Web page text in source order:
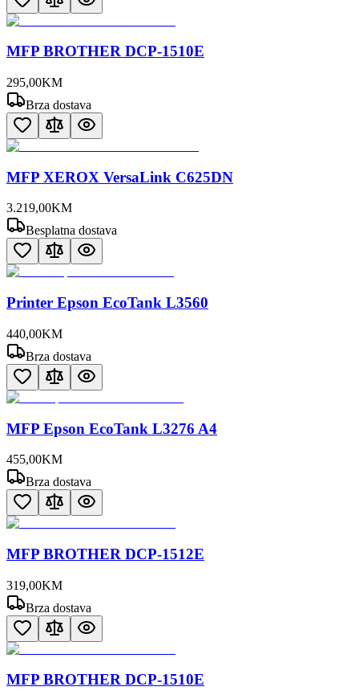
MFP BROTHER DCP-1510E
295,00KM
Brza dostava
MFP XEROX VersaLink C625DN
3.219,00KM
Besplatna dostava
Printer Epson EcoTank L3560
440,00KM
Brza dostava
MFP Epson EcoTank L3276 A4
455,00KM
Brza dostava
MFP BROTHER DCP-1512E
319,00KM
Brza dostava
MFP BROTHER DCP-1510E